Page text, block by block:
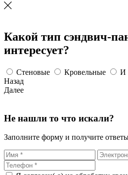
Какой тип сэндвич-
интересует?
Стеновые Кровельные
И
Назад
Далее
Не нашли то что искали?
Заполните форму и получите